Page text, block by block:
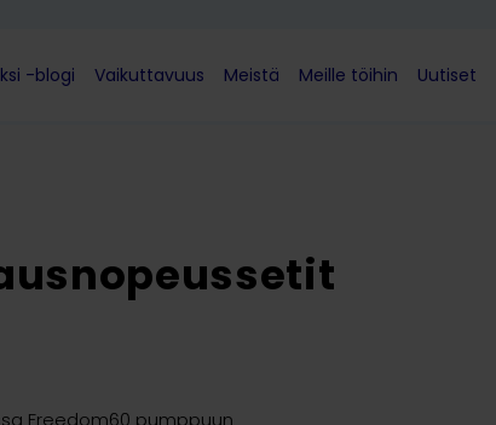
-blogi Vaikuttavuus Meistä Meille töihin Uutiset
Freedom60 pumppuun